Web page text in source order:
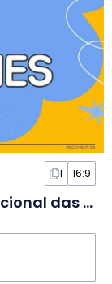
1 16:9
Slides Ilustrados do Dia Internacional das Pessoas com Deficiência